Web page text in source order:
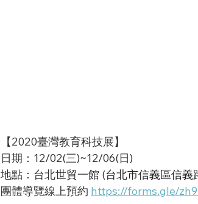
【2020臺灣教育科技展】
日期：12/02(三)~12/06(日)
地點：台北世貿一館 (台北市信義區信義
團體導覽線上預約 https://forms.gle/